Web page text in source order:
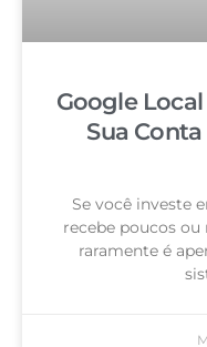
Google
Sua
Se você investe
recebe poucos
raramente é